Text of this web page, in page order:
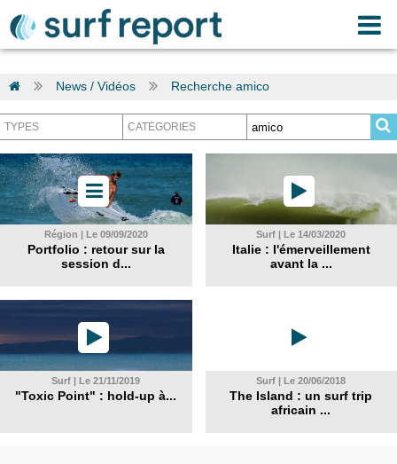
News / Vidéos Recherche amico
Région | Le 09/09/2020
Portfolio : retour sur la
session d...
Surf | Le 14/03/2020
Italie : l'émerveillement
avant la ...
Surf | Le 21/11/2019
"Toxic Point" : hold-up à...
Surf | Le 20/06/2018
The Island : un surf trip
africain ...